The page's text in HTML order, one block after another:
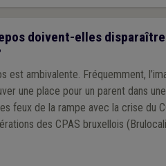
doivent-elles
est ambivalente. Fréquemment,
une place pour un parent dans
feux de la rampe avec la crise du
des CPAS bruxellois